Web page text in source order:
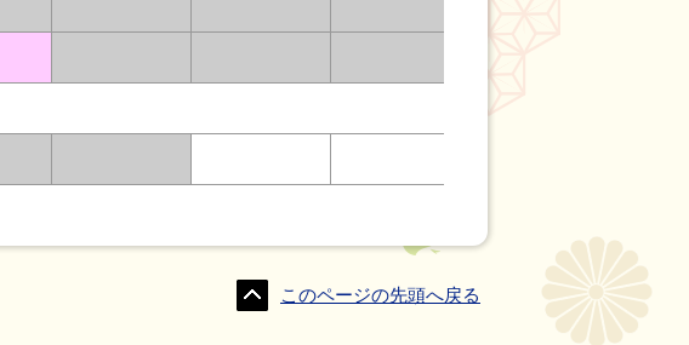
このページの先頭へ戻る